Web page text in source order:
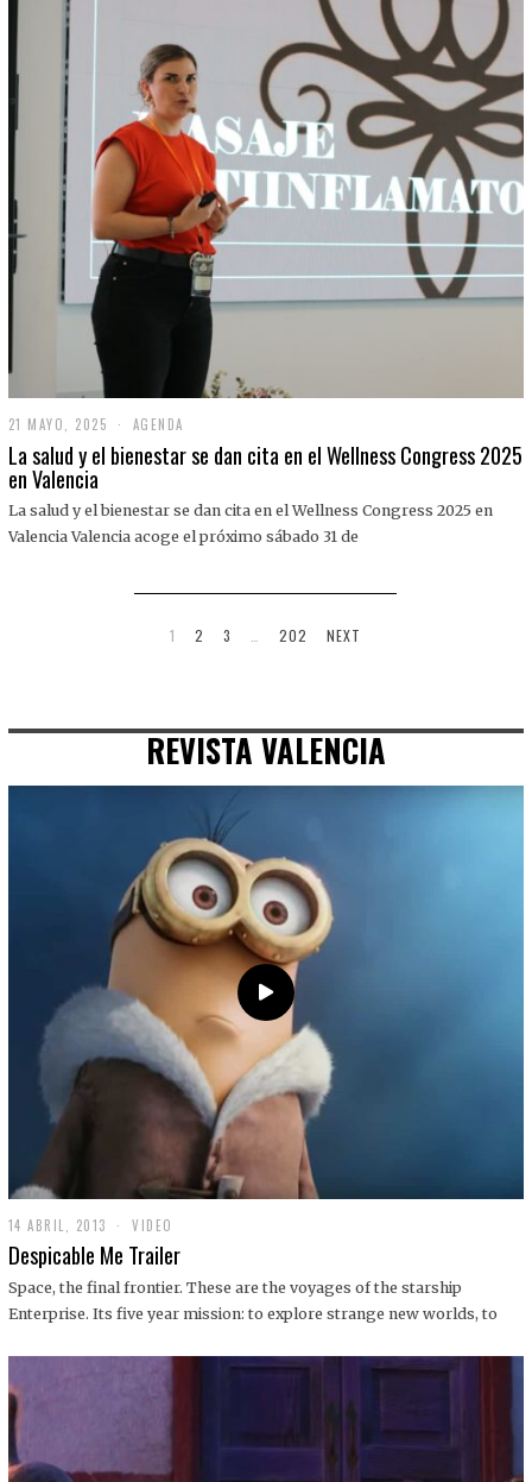
21 MAYO, 2025
1
M
O
,
AGENDA
La salud y el bienestar se dan cita en el Wellness Congress 2025
en Valencia
La salud y el bienestar se dan cita en el Wellness Congress 2025 en
Valencia Valencia acoge el próximo sábado 31 de
1 2 3 202 NEXT
REVISTA VALENCIA
14 ABRIL, 2013
9
D
C
I
1
VIDEO
Despicable Me Trailer
Space, the final frontier. These are the voyages of the starship
Enterprise. Its five year mission: to explore strange new worlds, to